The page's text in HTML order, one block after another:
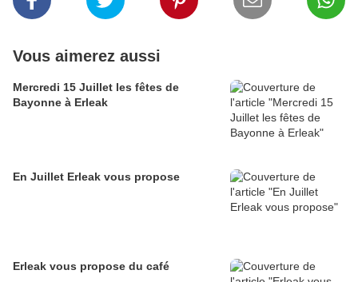
Vous aimerez aussi
Mercredi 15 Juillet les fêtes de
Bayonne à Erleak
En Juillet Erleak vous propose
Erleak vous propose du café